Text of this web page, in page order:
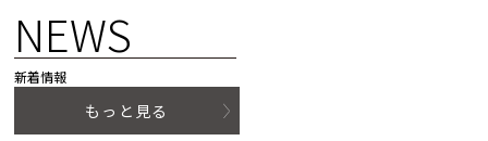
NEWS
新着情報
もっと見る